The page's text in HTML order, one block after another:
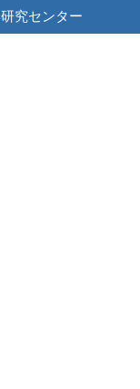
究センター